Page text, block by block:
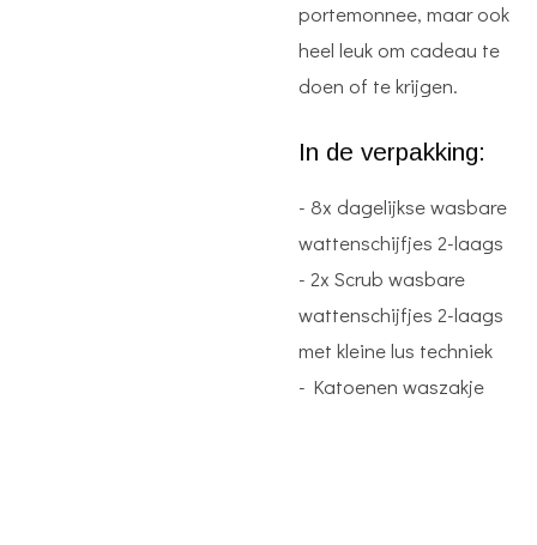
portemonnee, maar ook
heel leuk om cadeau te
doen of te krijgen.
In de verpakking:
- 8x dagelijkse wasbare
wattenschijfjes 2-laags
- 2x Scrub wasbare
wattenschijfjes 2-laags
met kleine lus techniek
- Katoenen waszakje